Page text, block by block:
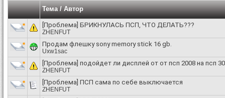
Тема / Автор
[Проблема] БРИКНУЛАСЬ ПСП, ЧТО ДЕЛАТЬ???
ZHENFUT
Продам флешку sony memory stick 16 gb.
Uxw1sac
[Проблема] подойдет ли дисплей от от псп 2008 на псп
ZHENFUT
[Проблема] ПСП сама по себе выключается
ZHENFUT